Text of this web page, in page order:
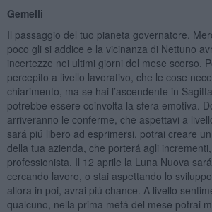
Gemelli
Il passaggio del tuo pianeta governatore,
poco gli si addice e la vicinanza di Nettuno
incertezze nei ultimi giorni del mese scorso.
percepito a livello lavorativo, che le cose
chiarimento, ma se hai l’ascendente in
potrebbe essere coinvolta la sfera emotiva.
arriveranno le conferme, che aspettavi a
sará piú libero ad esprimersi, potrai creare
della tua azienda, che porterá agli
professionista. Il 12 aprile la Luna Nuova
cercando lavoro, o stai aspettando lo
allora in poi, avrai piú chance. A livello
qualcuno, nella prima metá del mese potrai